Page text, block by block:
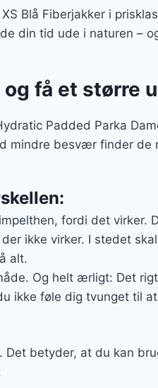
Blå Fiberjakker i
din tid ude i naturen –
få et større
Padded Parka
mindre besvær finder de
fordi det virker.
ikke virker. I stedet
alt.
Og helt ærligt: Det
ikke føle dig tvunget til
betyder, at du kan